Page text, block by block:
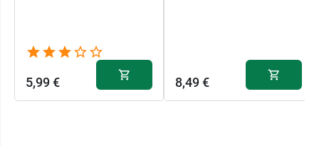
5,99 € 8,49 €